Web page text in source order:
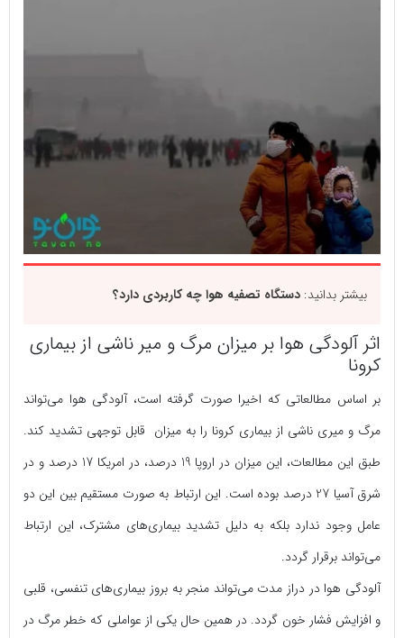
بیشتر بدانید: دستگاه تصفیه هوا چه کاربردی دارد؟
اثر آلودگی هوا بر میزان مرگ و میر ناشی از بیماری
کرونا
بر اساس مطالعاتی که اخیرا صورت گرفته است، آلودگی هوا می‌تواند
مرگ و میری ناشی از بیماری کرونا را به میزان قابل توجهی تشدید کند.
طبق این مطالعات، این میزان در اروپا 19 درصد، در امریکا 17 درصد و در
شرق آسیا 27 درصد بوده است. این ارتباط به صورت مستقیم بین این دو
عامل وجود ندارد بلکه به دلیل تشدید بیماری‌های مشترک، این ارتباط
می‌تواند برقرار گردد.
آلودگی هوا در دراز مدت می‌تواند منجر به بروز بیماری‌های تنفسی، قلبی
و افزایش فشار خون گردد. در همین حال یکی از عواملی که خطر مرگ در